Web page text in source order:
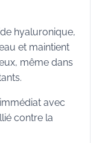
hyaluronique,
et maintient
même dans
avec
contre la